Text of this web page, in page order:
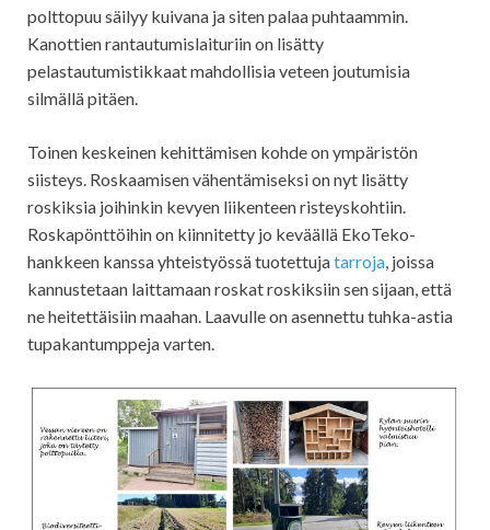
polttopuu säilyy kuivana ja siten palaa puhtaammin.
Kanottien rantautumislaituriin on lisätty
pelastautumistikkaat mahdollisia veteen joutumisia
silmällä pitäen.
Toinen keskeinen kehittämisen kohde on ympäristön
siisteys. Roskaamisen vähentämiseksi on nyt lisätty
roskiksia joihinkin kevyen liikenteen risteyskohtiin.
Roskapönttöihin on kiinnitetty jo keväällä EkoTeko-
hankkeen kanssa yhteistyössä tuotettujatarroja, joissa
kannustetaan laittamaan roskat roskiksiin sen sijaan, että
ne heitettäisiin maahan. Laavulle on asennettu tuhka-astia
tupakantumppeja varten.